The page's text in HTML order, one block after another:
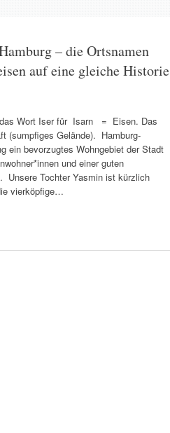
– die Ortsnamen
auf eine gleiche Historie
Wort Iser für Isarn = Eisen. Das
(sumpfiges Gelände). Hamburg-
ein bevorzugtes Wohngebiet der Stadt
und einer guten
Unsere Tochter Yasmin ist kürzlich
vierköpfige…